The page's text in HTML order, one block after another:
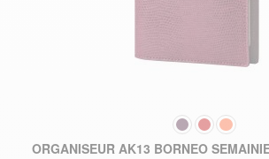
COULEUR
ORGANISEUR AK13 BORNEO